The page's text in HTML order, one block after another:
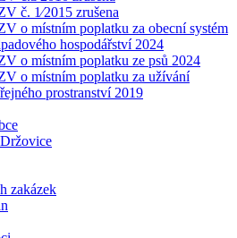
č. 1⁄2015 zrušena
o místním poplatku za obecní systém
hospodářství 2024
o místním poplatku ze psů 2024
o místním poplatku za užívání
prostranství 2019
zakázek